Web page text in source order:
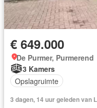
€ 649.000
De Purmer, Purmerend
3 Kamers
Opslagruimte
3 dagen, 14 uur geleden van